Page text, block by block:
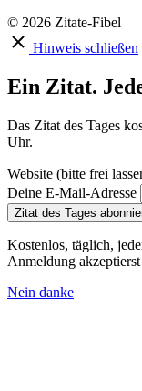
© 2026 Zitate-Fibel
Hinweis schließen
Ein Zitat.
Das Zitat des Tages
Uhr.
Website (bitte frei
Deine E-Mail-Adresse
Zitat des Tages
Kostenlos, täglich,
Anmeldung
Nein danke